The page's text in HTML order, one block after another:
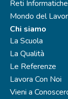
Reti
Mondo del
Chi siamo
La Scuola
La Qualità
Le Referenze
Lavora Con Noi
Vieni a